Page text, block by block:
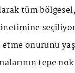
tüm
onurunu
tepe